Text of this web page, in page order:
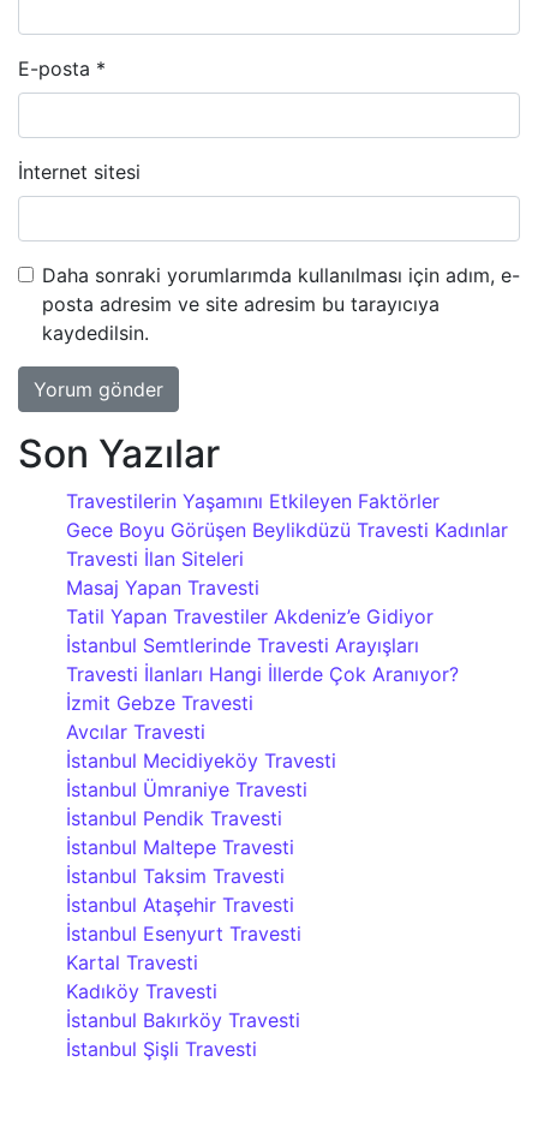
E-posta *
İnternet sitesi
Daha sonraki yorumlarımda kullanılması için adım, e-
posta adresim ve site adresim bu tarayıcıya
kaydedilsin.
Son Yazılar
Travestilerin Yaşamını Etkileyen Faktörler
Gece Boyu Görüşen Beylikdüzü Travesti Kadınlar
Travesti İlan Siteleri
Masaj Yapan Travesti
Tatil Yapan Travestiler Akdeniz’e Gidiyor
İstanbul Semtlerinde Travesti Arayışları
Travesti İlanları Hangi İllerde Çok Aranıyor?
İzmit Gebze Travesti
Avcılar Travesti
İstanbul Mecidiyeköy Travesti
İstanbul Ümraniye Travesti
İstanbul Pendik Travesti
İstanbul Maltepe Travesti
İstanbul Taksim Travesti
İstanbul Ataşehir Travesti
İstanbul Esenyurt Travesti
Kartal Travesti
Kadıköy Travesti
İstanbul Bakırköy Travesti
İstanbul Şişli Travesti